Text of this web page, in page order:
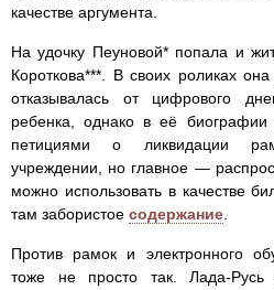
качестве аргумента.
На удочку Пеуновой* попала и
Короткова***. В своих роликах
отказывалась от цифрового
ребенка, однако в её
петициями о ликвидации
учреждении, но главное —
можно использовать в качестве
там забористое содержание
Против рамок и электронного
тоже не просто так. Лада-Русь